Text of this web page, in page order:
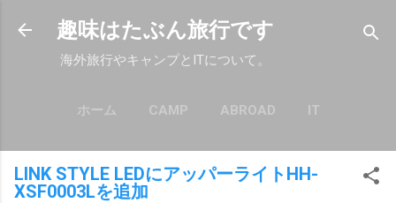
スキップしてメイン コンテンツに移動
趣味はたぶん旅行です
海外旅行やキャンプとITについて。
ホーム CAMP ABROAD IT
もっと見る… POLICY
LINK STYLE LEDにアッパーライトHH-
XSF0003Lを追加